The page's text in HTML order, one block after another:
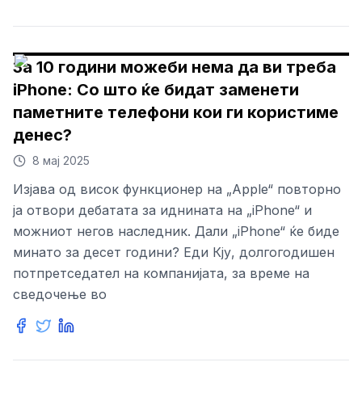
За 10 години можеби нема да ви треба
iPhone: Со што ќе бидат заменети
паметните телефони кои ги користиме
денес?
8 мај 2025
Изјава од висок функционер на „Apple“ повторно
ја отвори дебатата за иднината на „iPhone“ и
можниот негов наследник. Дали „iPhone“ ќе биде
минато за десет години? Еди Кју, долгогодишен
потпретседател на компанијата, за време на
сведочење во